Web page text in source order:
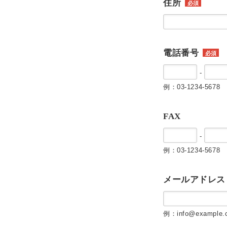
住所 必須
電話番号 必須
-
例：03-1234-5678
FAX
-
例：03-1234-5678
メールアドレス
例：